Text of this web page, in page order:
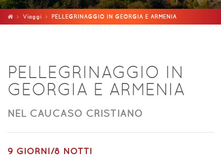
Viaggi PELLEGRINAGGIO IN GEORGIA E ARMENIA
PELLEGRINAGGIO IN
GEORGIA E ARMENIA
NEL CAUCASO CRISTIANO
9 GIORNI/8 NOTTI